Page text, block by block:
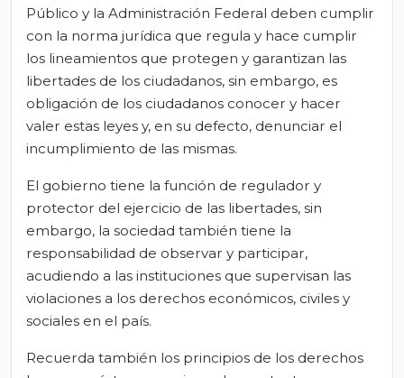
Público y la Administración Federal deben cumplir
con la norma jurídica que regula y hace cumplir
los lineamientos que protegen y garantizan las
libertades de los ciudadanos, sin embargo, es
obligación de los ciudadanos conocer y hacer
valer estas leyes y, en su defecto, denunciar el
incumplimiento de las mismas.
El gobierno tiene la función de regulador y
protector del ejercicio de las libertades, sin
embargo, la sociedad también tiene la
responsabilidad de observar y participar,
acudiendo a las instituciones que supervisan las
violaciones a los derechos económicos, civiles y
sociales en el país.
Recuerda también los principios de los derechos